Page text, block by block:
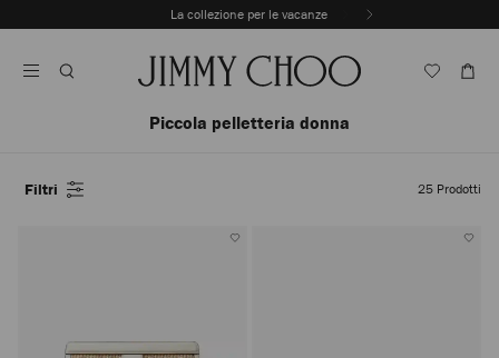
Al
Scopri i nuovi arrivi
La collezione per le vacanze
automatica
Piccola pelletteria donna
Filtri 25 Prodotti